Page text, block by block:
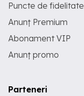
Puncte de fidelitate
Anunț Premium
Abonament VIP
Anunț promo
Parteneri